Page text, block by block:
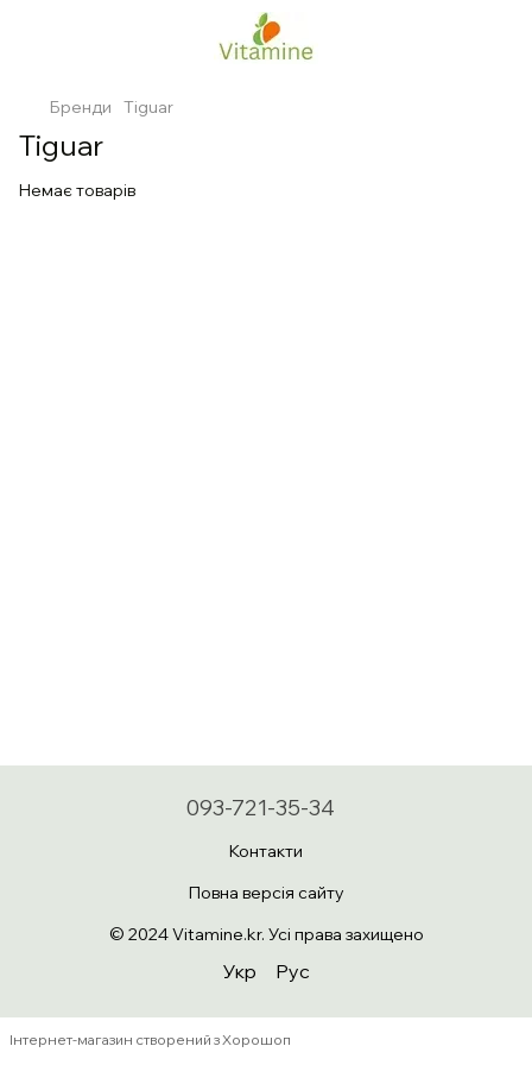
Бренди Tiguar
Tiguar
Немає товарів
093-721-35-34
Контакти
Повна версія сайту
© 2024 Vitamine.kr. Усі права захищено
Укр Рус
Інтернет-магазин створений з Хорошоп